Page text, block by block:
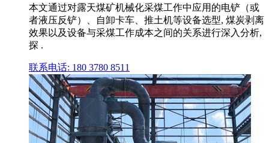
本文通过对露天煤矿机械化采煤工作中应用的电铲（或
者液压反铲）、自卸卡车、推土机等设备选型, 煤炭剥离
效果以及设备与采煤工作成本之间的关系进行深入分析,
探 .
联系电话: 180 3780 8511